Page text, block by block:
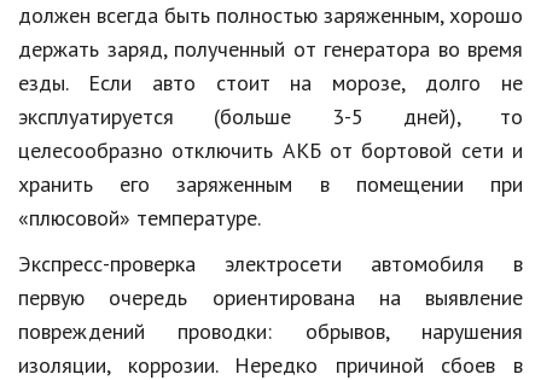
должен всегда быть полностью заряженным, хорошо
держать заряд, полученный от генератора во время
езды. Если авто стоит на морозе, долго не
эксплуатируется (больше 3-5 дней), то
целесообразно отключить АКБ от бортовой сети и
хранить его заряженным в помещении при
«плюсовой» температуре.
Экспресс-проверка электросети автомобиля в
первую очередь ориентирована на выявление
повреждений проводки: обрывов, нарушения
изоляции, коррозии. Нередко причиной сбоев в